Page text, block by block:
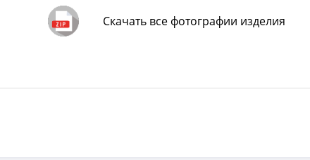
Скачать все фотографии изделия